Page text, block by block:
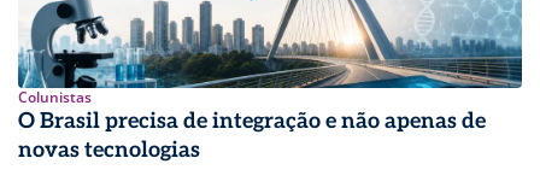
Colunistas
O Brasil precisa de integração e não apenas de
novas tecnologias